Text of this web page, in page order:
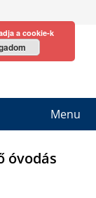
Menu
óvodás
a cookie-k